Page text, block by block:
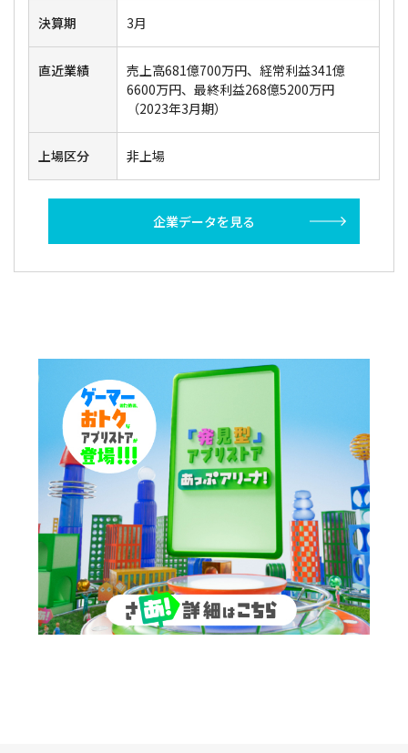
決算期 3月
直近業績
売上高681億700万円、経常利益341億
6600万円、最終利益268億5200万円
（2023年3月期）
上場区分 非上場
企業データを見る